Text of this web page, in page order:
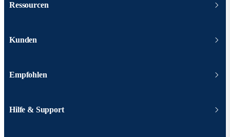
Ressourcen
Kunden
Empfohlen
Hilfe & Support